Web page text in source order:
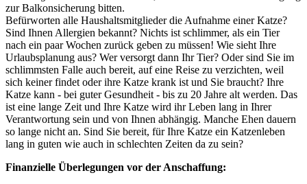
zur Balkonsicherung bitten.
Befürworten alle Haushaltsmitglieder die Aufnahme einer Katze?
Sind Ihnen Allergien bekannt? Nichts ist schlimmer, als ein Tier
nach ein paar Wochen zurück geben zu müssen! Wie sieht Ihre
Urlaubsplanung aus? Wer versorgt dann Ihr Tier? Oder sind Sie im
schlimmsten Falle auch bereit, auf eine Reise zu verzichten, weil
sich keiner findet oder ihre Katze krank ist und Sie braucht? Ihre
Katze kann - bei guter Gesundheit - bis zu 20 Jahre alt werden. Das
ist eine lange Zeit und Ihre Katze wird ihr Leben lang in Ihrer
Verantwortung sein und von Ihnen abhängig. Manche Ehen dauern
so lange nicht an. Sind Sie bereit, für Ihre Katze ein Katzenleben
lang in guten wie auch in schlechten Zeiten da zu sein?
Finanzielle Überlegungen vor der Anschaffung: